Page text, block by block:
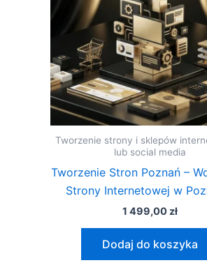
Tworzenie strony i sklepów
lub social media
Tworzenie Stron Poznań –
Strony Internetowej w
1 499,00 zł
Dodaj do koszyka